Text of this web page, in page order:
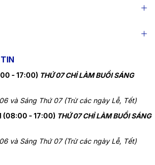
- 17:00) THỨ 07 CHỈ LÀM BUỔI SÁNG
và Sáng Thứ 07 (Trừ các ngày Lễ, Tết)
(08:00 - 17:00) THỨ 07 CHỈ LÀM BUỔI SÁNG
và Sáng Thứ 07 (Trừ các ngày Lễ, Tết)